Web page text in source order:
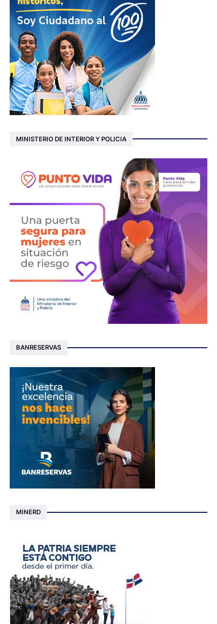
MINISTERIO DE INTERIOR Y POLICIA
BANRESERVAS
MINERD